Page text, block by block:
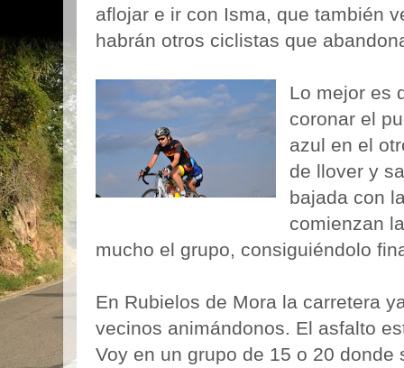
aflojar e ir con Isma, que también
habrán otros ciclistas que
Lo mejor es
coronar el
azul en el
de llover y
bajada con
comienzan
mucho el grupo, consiguiéndolo
En Rubielos de Mora la carretera
vecinos animándonos. El asfalto
Voy en un grupo de 15 o 20